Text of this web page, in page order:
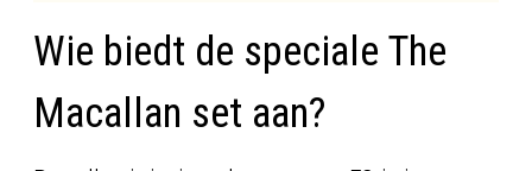
Wie biedt de speciale The
Macallan set aan?